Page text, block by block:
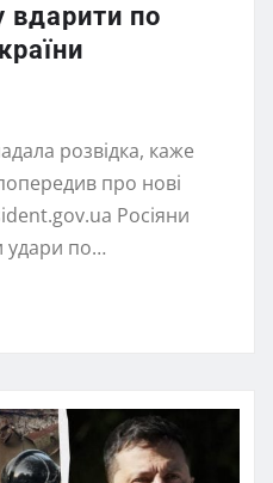
вдарити по
розвідка, каже
про нові
Росіяни
удари по…